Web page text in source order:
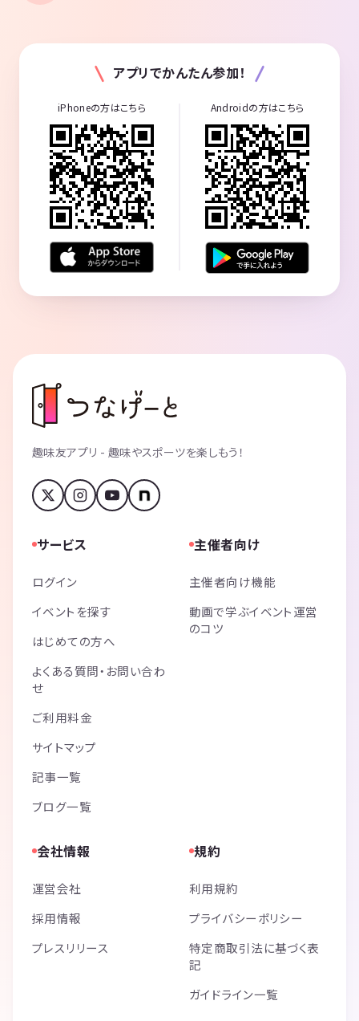
アプリでかんたん参加！
iPhoneの方はこちら Androidの方はこちら
趣味友アプリ - 趣味やスポーツを楽しもう！
サービス
ログイン
イベントを探す
はじめての方へ
よくある質問・お問い合わ
せ
ご利用料金
サイトマップ
記事一覧
ブログ一覧
主催者向け
主催者向け機能
動画で学ぶイベント運営
のコツ
会社情報
運営会社
採用情報
プレスリリース
規約
利用規約
プライバシーポリシー
特定商取引法に基づく表
記
ガイドライン一覧